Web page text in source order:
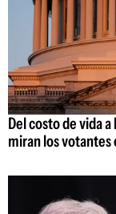
Del costo de vida
miran los votantes